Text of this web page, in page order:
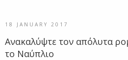
18 JANUARY 2017
Ανακαλύψτε τον απόλυτα
το Ναύπλιο